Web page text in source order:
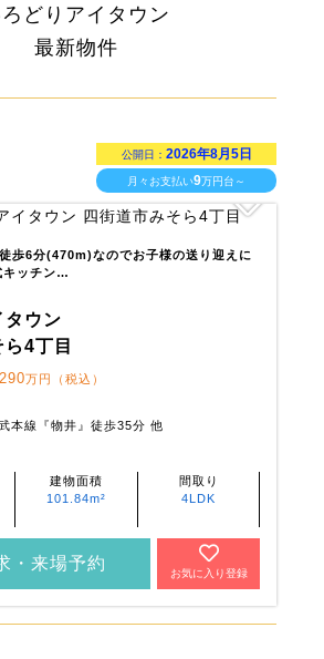
どりアイタウン
最新物件
公開日： 2026年8月5日
月々お支払い9万円台～
歩6分(470m)なのでお子様の送り迎えに
キッチン…
タウン
4丁目
万円（税込）
本線『物井』徒歩35分 他
建物面積
101.84m²
間取り
4LDK
・来場予約
お気に入り登録